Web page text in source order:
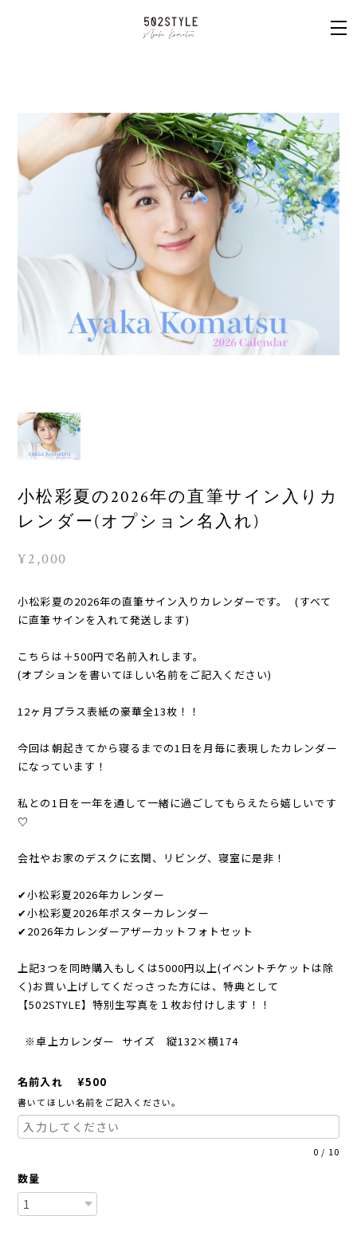
小松彩夏の2026年の直筆サイン入りカ
レンダー(オプション名入れ)
¥2,000
小松彩夏の2026年の直筆サイン入りカレンダーです。 (すべて
に直筆サインを入れて発送します)
こちらは＋500円で名前入れします。
(オプションを書いてほしい名前をご記入ください)
12ヶ月プラス表紙の豪華全13枚！！
今回は朝起きてから寝るまでの1日を月毎に表現したカレンダー
になっています！
私との1日を一年を通して一緒に過ごしてもらえたら嬉しいです
♡
会社やお家のデスクに玄関、リビング、寝室に是非！
✔︎小松彩夏2026年カレンダー
✔︎小松彩夏2026年ポスターカレンダー
✔︎2026年カレンダーアザーカットフォトセット
上記3つを同時購入もしくは5000円以上(イベントチケットは除
く)お買い上げしてくだっさった方には、特典として
【502STYLE】特別生写真を１枚お付けします！！
※卓上カレンダー サイズ 縦132×横174
名前入れ ¥500
書いてほしい名前をご記入ください。
0 / 10
数量